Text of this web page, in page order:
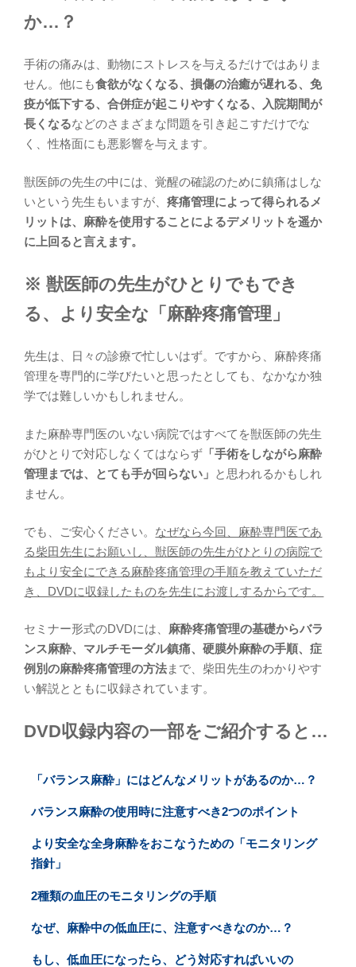
か…？
手術の痛みは、動物にストレスを与えるだけではありま
せん。他にも食欲がなくなる、損傷の治癒が遅れる、免
疫が低下する、合併症が起こりやすくなる、入院期間が
長くなるなどのさまざまな問題を引き起こすだけでな
く、性格面にも悪影響を与えます。
獣医師の先生の中には、覚醒の確認のために鎮痛はしな
いという先生もいますが、疼痛管理によって得られるメ
リットは、麻酔を使用することによるデメリットを遥か
に上回ると言えます。
※ 獣医師の先生がひとりでもでき
る、より安全な「麻酔疼痛管理」
先生は、日々の診療で忙しいはず。ですから、麻酔疼痛
管理を専門的に学びたいと思ったとしても、なかなか独
学では難しいかもしれません。
また麻酔専門医のいない病院ではすべてを獣医師の先生
がひとりで対応しなくてはならず 「手術をしながら麻酔
管理までは、とても手が回らない」 と思われるかもしれ
ません。
でも、ご安心ください。 なぜなら今回、麻酔専門医であ
る柴田先生にお願いし、獣医師の先生がひとりの病院で
もより安全にできる麻酔疼痛管理の手順を教えていただ
き、DVDに収録したものを先生にお渡しするからです。
セミナー形式のDVDには、 麻酔疼痛管理の基礎からバラ
ンス麻酔、マルチモーダル鎮痛、硬膜外麻酔の手順、症
例別の麻酔疼痛管理の方法まで、柴田先生のわかりやす
い解説とともに収録されています。
DVD収録内容の一部をご紹介すると…
「バランス麻酔」にはどんなメリットがあるのか…？
バランス麻酔の使用時に注意すべき2つのポイント
より安全な全身麻酔をおこなうための「モニタリング
指針」
2種類の血圧のモニタリングの手順
なぜ、麻酔中の低血圧に、注意すべきなのか…？
もし、低血圧になったら、どう対応すればいいの